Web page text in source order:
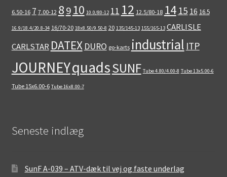
6.50-16 7 7.00-12 89 10 10.0/80-12 11 12 12.5/80-18 14 15 16 16.5
16.9/18.4/20.8-34 16/70-20 18x8.50/9.50-8 20 135/145-13 155/165-13 CARLISLE
CARLSTAR DATEX DURO go-karts industrial ITP
JOURNEYquadsSUNF Tube 4.80/4.00-8 Tube 13x5.00-6
Tube 15x6.00-6 Tube 16x8.00-7
Seneste indlæg
SunF A-039 – ATV-dæk til vej og faste underlag